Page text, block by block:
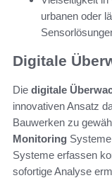
urbanen oder
Digitale
Die digitale
innovativen Ansatz
Bauwerken zu
Monitoring
Systeme erfassen
sofortige Analyse